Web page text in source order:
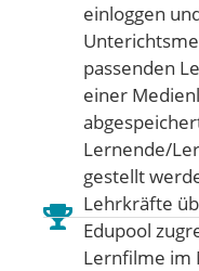
einloggen
passenden
einer
Lernende/
gestellt
Lehrkräfte
Edupool
Lernfilme im